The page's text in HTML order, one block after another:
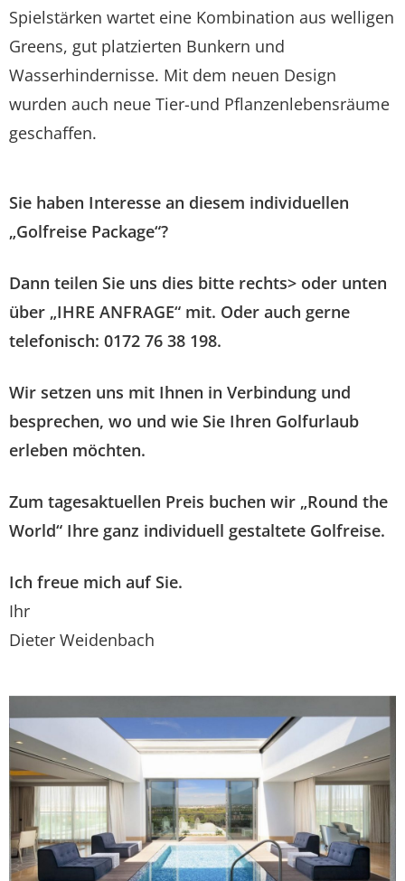
Spielstärken wartet eine Kombination aus welligen
Greens, gut platzierten Bunkern und
Wasserhindernisse. Mit dem neuen Design
wurden auch neue Tier-und Pflanzenlebensräume
geschaffen.
Sie haben Interesse an diesem individuellen
„Golfreise Package“?
Dann teilen Sie uns dies bitte rechts> oder unten
über „IHRE ANFRAGE“ mit. Oder auch gerne
telefonisch: 0172 76 38 198.
Wir setzen uns mit Ihnen in Verbindung und
besprechen, wo und wie Sie Ihren Golfurlaub
erleben möchten.
Zum tagesaktuellen Preis buchen wir „Round the
World“ Ihre ganz individuell gestaltete Golfreise.
Ich freue mich auf Sie.
Ihr
Dieter Weidenbach